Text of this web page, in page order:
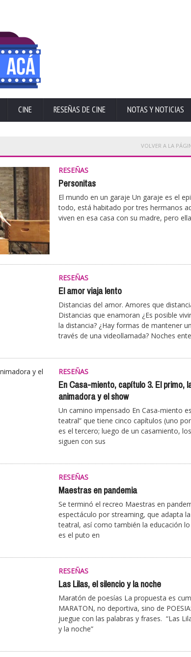
CINE RESEÑAS DE CINE NOTAS Y NOTICIAS
VOLVER A LA
RESEÑAS
Personitas
El mundo en un garaje Un garaje es el
todo, está habitado por tres hermanos
viven en esa casa con su madre, pero
RESEÑAS
El amor viaja lento
Distancias del amor. Amores que
Distancias que enamoran ¿Es posible
la distancia? ¿Hay formas de mantener
través de una videollamada? Noches
RESEÑAS
En Casa-miento, capítulo 3. El primo,
animadora y el show
Un camino impensado En Casa-miento
teatral” que tiene cinco capítulos (uno
es el tercero; luego de un casamiento,
siguen con sus
RESEÑAS
Maestras en pandemia
Se terminó el recreo Maestras en
espectáculo por streaming, que adapta
teatral, así como también la educación
es el puto en
RESEÑAS
Las Lilas, el silencio y la noche
Maratón de poesías La propuesta es
MARATON, no deportiva, sino de
juegue con las palabras y frases. “Las
y la noche”